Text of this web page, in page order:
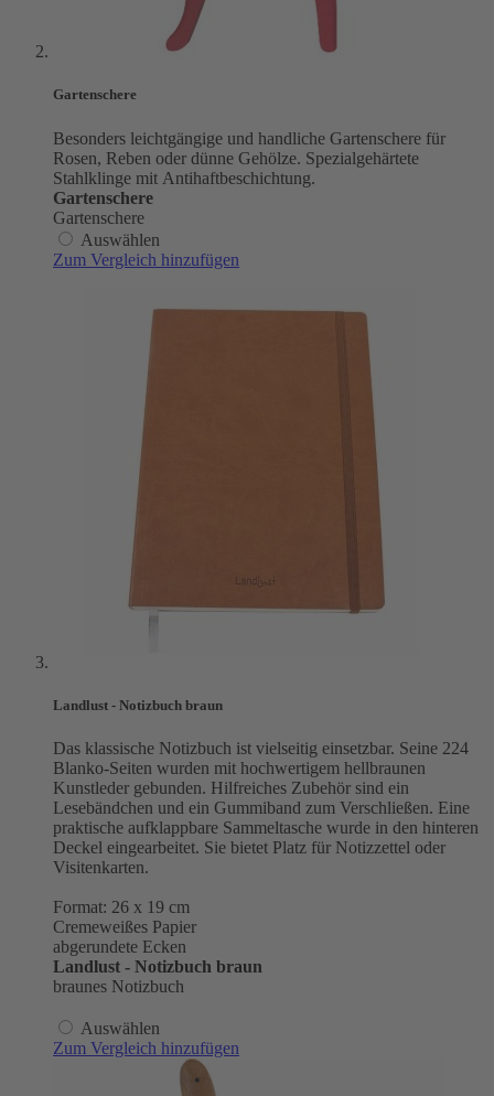
Gartenschere
Besonders leichtgängige und handliche Gartenschere für
Rosen, Reben oder dünne Gehölze. Spezialgehärtete
Stahlklinge mit Antihaftbeschichtung.
Gartenschere
Gartenschere
Auswählen
Zum Vergleich hinzufügen
Landlust - Notizbuch braun
Das klassische Notizbuch ist vielseitig einsetzbar. Seine 224
Blanko-Seiten wurden mit hochwertigem hellbraunen
Kunstleder gebunden. Hilfreiches Zubehör sind ein
Lesebändchen und ein Gummiband zum Verschließen. Eine
praktische aufklappbare Sammeltasche wurde in den hinteren
Deckel eingearbeitet. Sie bietet Platz für Notizzettel oder
Visitenkarten.
Format: 26 x 19 cm
Cremeweißes Papier
abgerundete Ecken
Landlust - Notizbuch braun
braunes Notizbuch
Auswählen
Zum Vergleich hinzufügen